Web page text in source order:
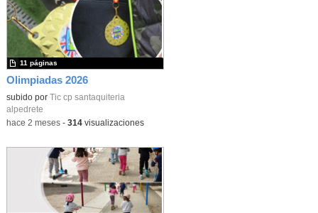
Olimpiadas 2026
subido por Tic cp santaquiteria
alpedrete
11 páginas
-hace 2 meses- 314visualizaciones